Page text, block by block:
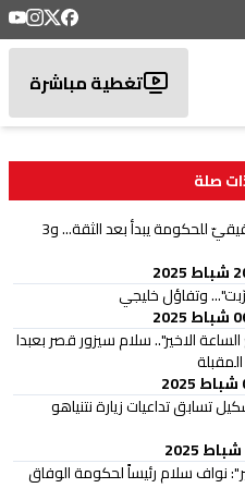
تغطية مباشرة
صلة
الإمتحان الحقيقيّ للحكومة يبدأ بعد الثقة... و3
وتفاؤل خليجي
الاخير".. سلام سيزور قصر بعبدا
تسابق تداعيات زيارة نتنياهو
نواف سلام رئيساً لحكومة الوفاق